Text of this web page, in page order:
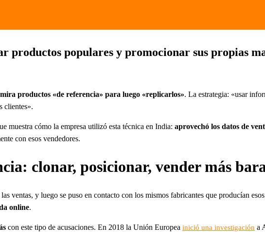
productos populares y promocionar sus propias
productos «de referencia» para luego «replicarlos». La estrategia: «usar
clientes».
muestra cómo la empresa utilizó esta técnica en India: aprovechó los datos de
con esos vendedores.
clonar, posicionar, vender más
ventas, y luego se puso en contacto con los mismos fabricantes que producían
online.
con este tipo de acusaciones. En 2018 la Unión Europea inició una investigación a